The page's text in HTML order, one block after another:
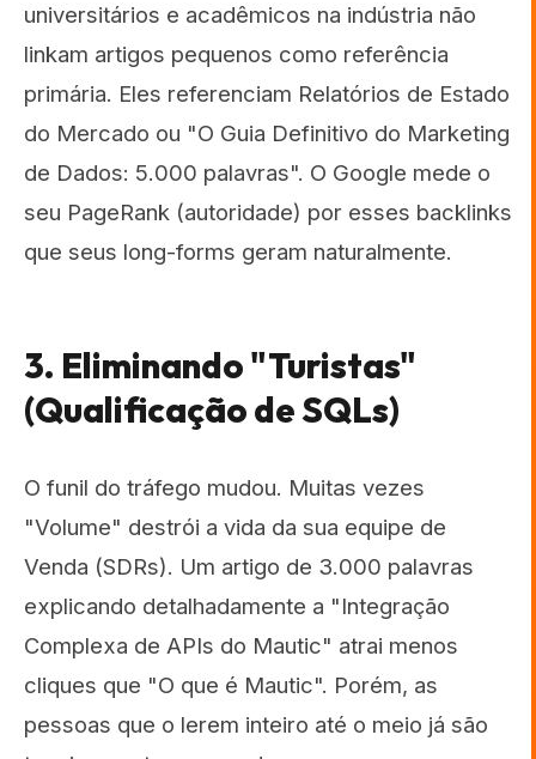
universitários e acadêmicos na indústria não
linkam artigos pequenos como referência
primária. Eles referenciam Relatórios de Estado
do Mercado ou "O Guia Definitivo do Marketing
de Dados: 5.000 palavras". O Google mede o
seu PageRank (autoridade) por esses backlinks
que seus long-forms geram naturalmente.
3. Eliminando "Turistas"
(Qualificação de SQLs)
O funil do tráfego mudou. Muitas vezes
"Volume" destrói a vida da sua equipe de
Venda (SDRs). Um artigo de 3.000 palavras
explicando detalhadamente a "Integração
Complexa de APIs do Mautic" atrai menos
cliques que "O que é Mautic". Porém, as
pessoas que o lerem inteiro até o meio já são